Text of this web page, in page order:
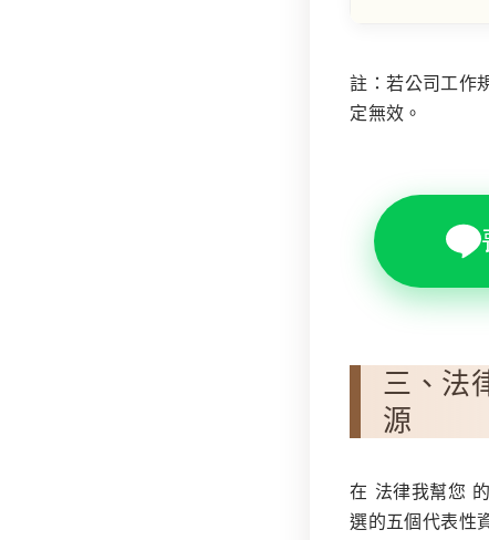
註：若公司工作
定無效。
三、法
源
在 法律我幫您
選的五個代表性